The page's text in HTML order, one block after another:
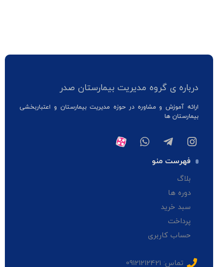
درباره ی گروه مدیریت بیمارستان صدر
ارائه آموزش و مشاوره در حوزه مدیریت بیمارستان و اعتباربخشی
بیمارستان ها
فهرست منو
بلاگ
دوره ها
سبد خرید
پرداخت
حساب کاربری
تماس: 09121212421